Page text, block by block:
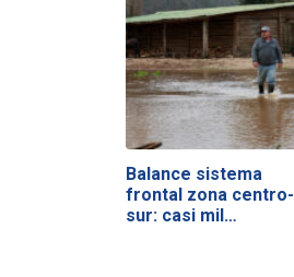
Balance sistema
frontal zona centro-
sur: casi mil…